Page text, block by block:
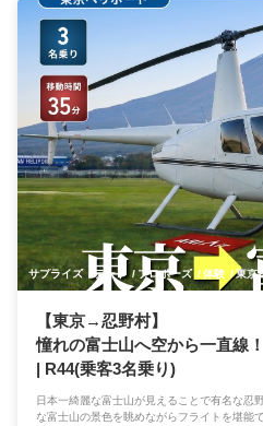
サプライズ デート プロポーズ 体験 東京
【東京→忍野村】
憧れの富士山へ空から一直線！
| R44(乗客3名乗り)
日本一綺麗な富士山が見えることで有名な忍
な富士山の景色を眺めながらフライトを堪